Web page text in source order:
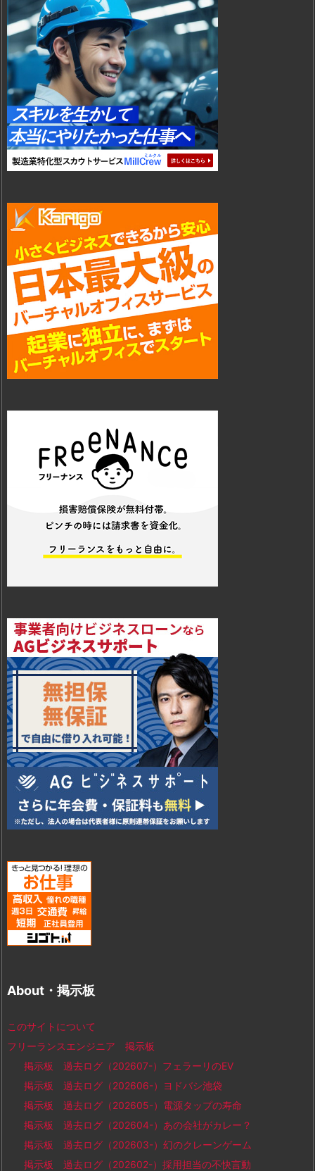
About・掲示板
このサイトについて
フリーランスエンジニア 掲示板
掲示板 過去ログ（202607-）フェラーリのEV
掲示板 過去ログ（202606-）ヨドバシ池袋
掲示板 過去ログ（202605-）電源タップの寿命
掲示板 過去ログ（202604-）あの会社がカレー？
掲示板 過去ログ（202603-）幻のクレーンゲーム
掲示板 過去ログ（202602-）採用担当の不快言動